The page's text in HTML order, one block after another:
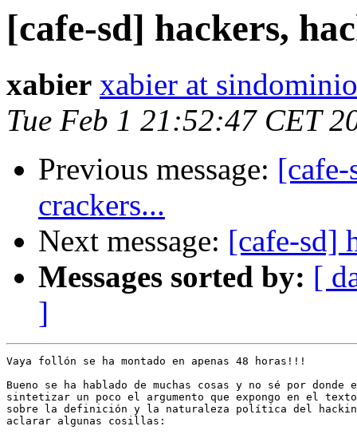
[cafe-sd] hackers,
xabier xabier at
Tue Feb 1 21:52:47 CET
Previous message: [cafe-
crackers...
Next message: [cafe-sd]
Messages sorted by: [
]
Vaya follón se ha montado en apenas 48 horas!!!
Bueno se ha hablado de muchas cosas y no sé por donde
sintetizar un poco el argumento que expongo en el
sobre la definición y la naturaleza política del
aclarar algunas cosillas: